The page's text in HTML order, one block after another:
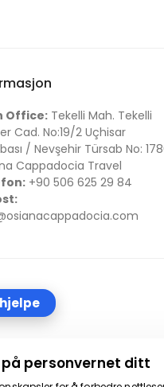
Office: Tekelli Mah. Tekelli
Cad. No:19/2 Uçhisar
/ Nevşehir Türsab No:
Cappadocia Travel
+90 506 625 29 84
personvernet ditt